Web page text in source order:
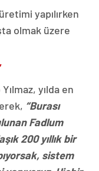
yapılırken
olmak üzere
yılda en
“Burası
Fadlum
200 yıllık bir
sistem